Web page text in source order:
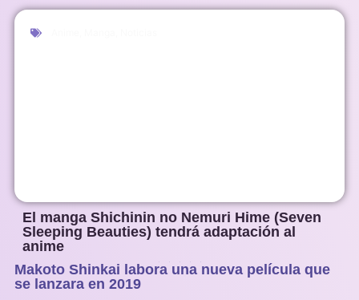
El manga Shichinin no Nemuri Hime (Seven
Sleeping Beauties) tendrá adaptación al
anime
Makoto Shinkai labora una nueva película que
se lanzara en 2019